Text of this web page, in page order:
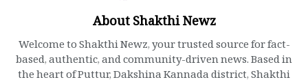
About Shakthi Newz
Welcome to Shakthi Newz, your trusted source for fact-
based, authentic, and community-driven news. Based in
the heart of Puttur, Dakshina Kannada district, Shakthi